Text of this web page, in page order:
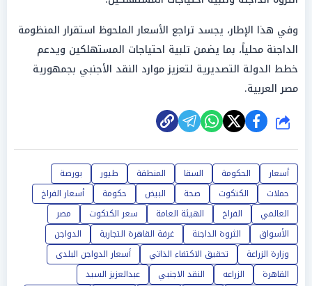
وفي هذا الإطار، يجسد تراجع الأسعار الملحوظ استقرار المنظومة
الداجنة محلياً، بما يضمن تلبية احتياجات المستهلكين ويدعم
خطط الدولة التصديرية لتعزيز موارد النقد الأجنبي بجمهورية
مصر العربية.
شارك
أسعار الحكومة السقا المنطقة طيور
بورصة
حملات
الكتكوت صحة البيض حكومة
أسعار الفراخ
العالمي
الفراخ الهيئة العامة سعر الكتكوت
مصر
الأسواق
الثروة الداجنة غرفة القاهرة التجارية
الدواجن
وزارة الزراعة
تحقيق الاكتفاء الذاتي
أسعار الدواجن البلدى
القاهرة
الزراعه النقد الاجنبي
عبدالعزيز السيد